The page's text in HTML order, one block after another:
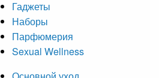
Гаджеты
Наборы
Парфюмерия
Sexual Wellness